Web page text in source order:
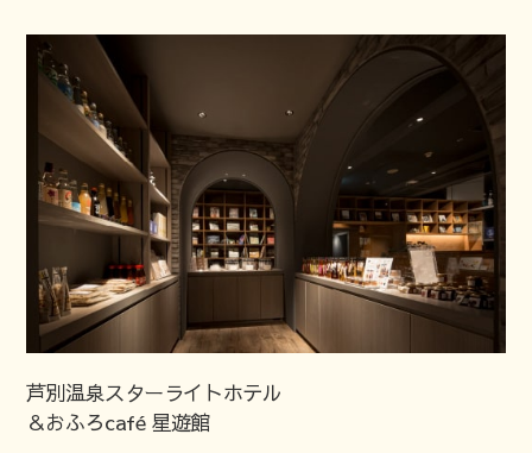
芦別温泉スターライトホテル
＆おふろcafé 星遊館